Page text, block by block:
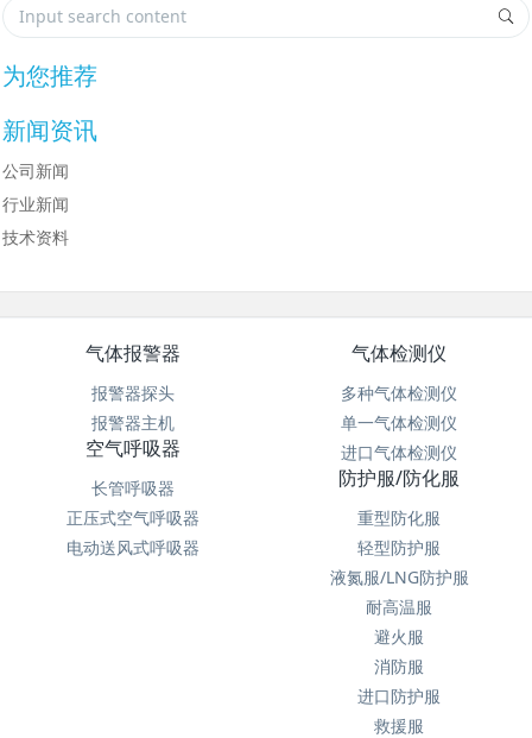
为您推荐
新闻资讯
公司新闻
行业新闻
技术资料
气体报警器
报警器探头
报警器主机
气体检测仪
多种气体检测仪
单一气体检测仪
进口气体检测仪
空气呼吸器
长管呼吸器
正压式空气呼吸器
电动送风式呼吸器
防护服/防化服
重型防化服
轻型防护服
液氮服/LNG防护服
耐高温服
避火服
消防服
进口防护服
救援服